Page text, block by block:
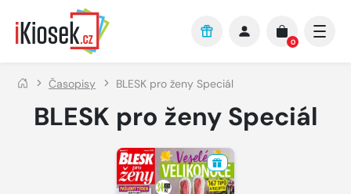
Přejít na hlavní obsah
0
Časopisy BLESK pro ženy Speciál
BLESK pro ženy Speciál